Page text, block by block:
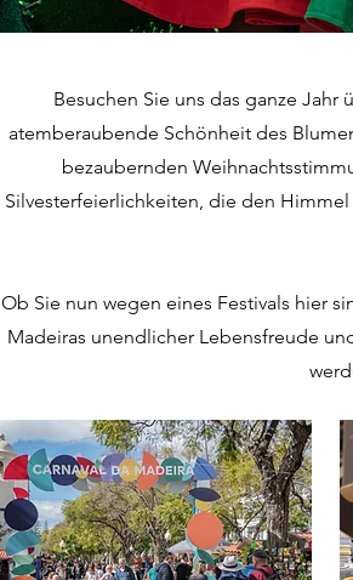
Besuchen Sie uns das ganze
atemberaubende Schönheit des
bezaubernden
Silvesterfeierlichkeiten, die den
Ob Sie nun wegen eines Festivals hier
Madeiras unendlicher Lebensfreude